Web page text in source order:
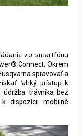
zo smartfónu
Connect. Okrem
spravovať a
ľahký prístup k
trávnika bez
dispozícii mobilné